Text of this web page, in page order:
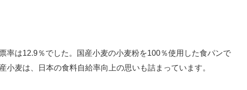
率は12.9％でした。国産小麦の小麦粉を100％使用した食パンで
小麦は、日本の食料自給率向上の思いも詰まっています。